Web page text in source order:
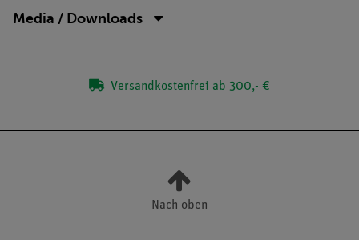
Media / Downloads
Versandkostenfrei ab 300,- €
Nach oben